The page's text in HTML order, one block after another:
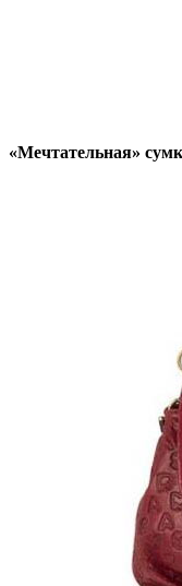
«Мечтательная»